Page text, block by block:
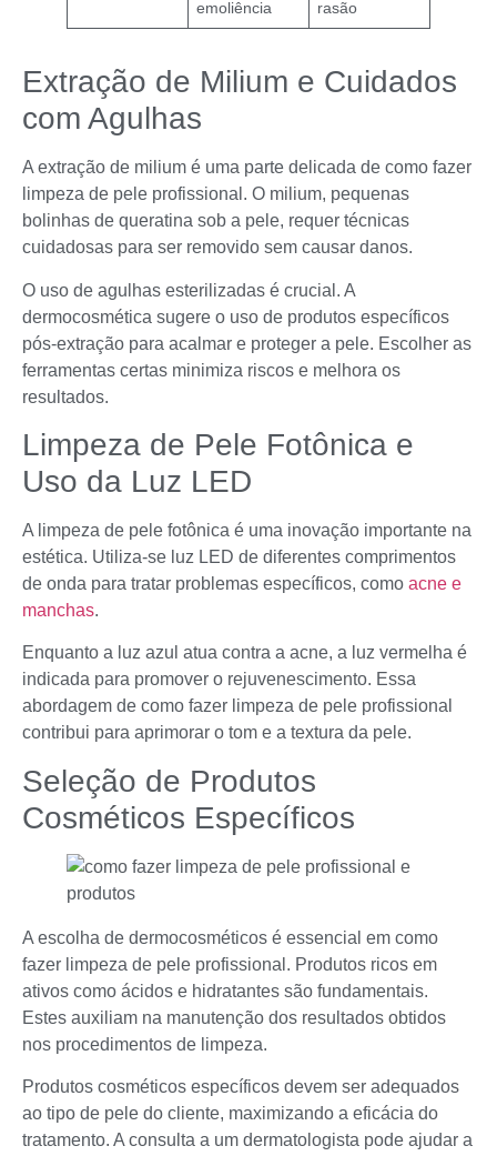
emoliência rasão
Extração de Milium e Cuidados
com Agulhas
A extração de milium é uma parte delicada de como fazer
limpeza de pele profissional. O milium, pequenas
bolinhas de queratina sob a pele, requer técnicas
cuidadosas para ser removido sem causar danos.
O uso de agulhas esterilizadas é crucial. A
dermocosmética sugere o uso de produtos específicos
pós-extração para acalmar e proteger a pele. Escolher as
ferramentas certas minimiza riscos e melhora os
resultados.
Limpeza de Pele Fotônica e
Uso da Luz LED
A limpeza de pele fotônica é uma inovação importante na
estética. Utiliza-se luz LED de diferentes comprimentos
de onda para tratar problemas específicos, como acne e
manchas.
Enquanto a luz azul atua contra a acne, a luz vermelha é
indicada para promover o rejuvenescimento. Essa
abordagem de como fazer limpeza de pele profissional
contribui para aprimorar o tom e a textura da pele.
Seleção de Produtos
Cosméticos Específicos
A escolha de dermocosméticos é essencial em como
fazer limpeza de pele profissional. Produtos ricos em
ativos como ácidos e hidratantes são fundamentais.
Estes auxiliam na manutenção dos resultados obtidos
nos procedimentos de limpeza.
Produtos cosméticos específicos devem ser adequados
ao tipo de pele do cliente, maximizando a eficácia do
tratamento. A consulta a um dermatologista pode ajudar a